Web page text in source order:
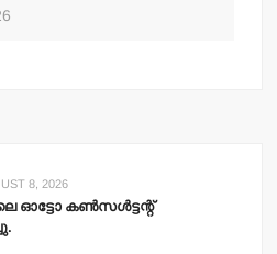
8, 2026
ഓട്ടോ കണ്‍സള്‍ട്ടന്റ്